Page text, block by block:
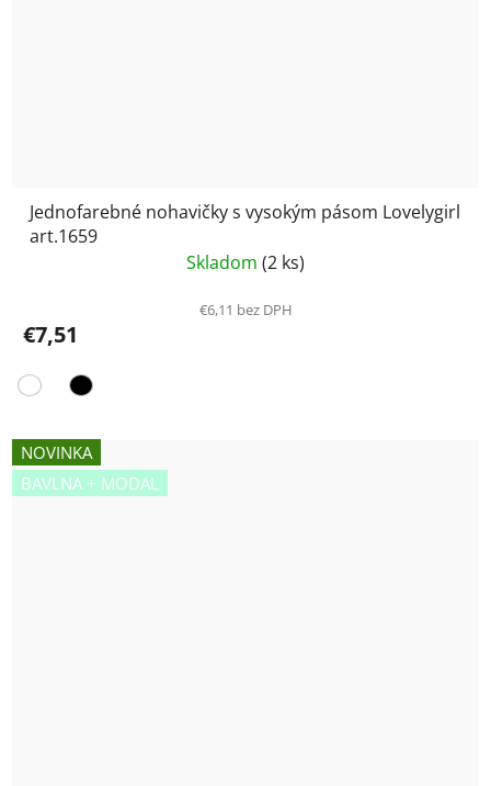
Jednofarebné nohavičky s vysokým pásom Lovelygirl
art.1659
Skladom (2 ks)
€6,11 bez DPH
€7,51
NOVINKA
BAVLNA + MODAL